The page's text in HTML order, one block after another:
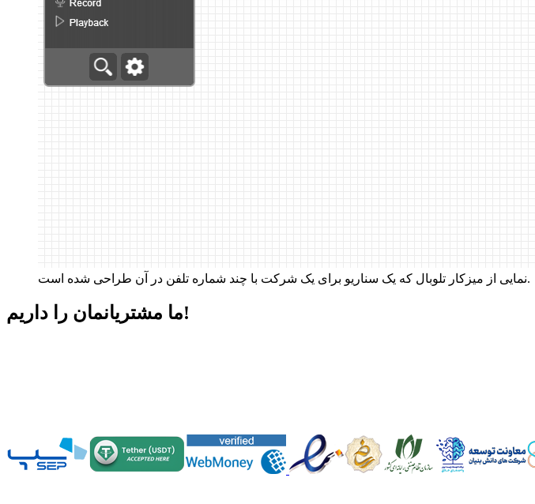
نمایی از میزکار تلوبال که یک سناریو برای یک شرکت با چند شماره تلفن در آن طراحی شده است.
ما مشتریانمان راداریم!